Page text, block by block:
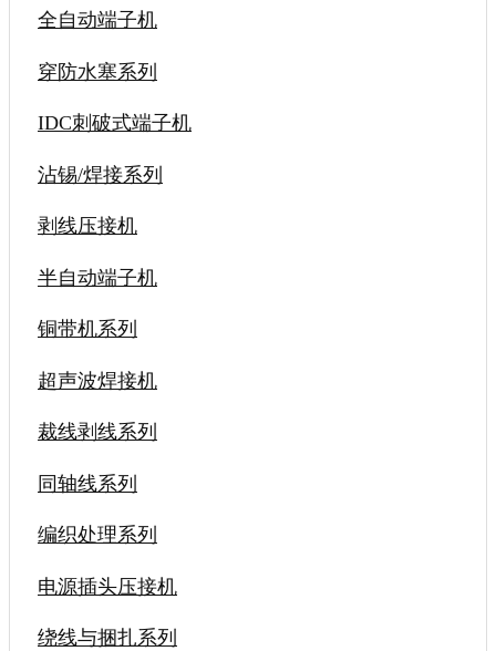
全自动端子机
穿防水塞系列
IDC刺破式端子机
沾锡/焊接系列
剥线压接机
半自动端子机
铜带机系列
超声波焊接机
裁线剥线系列
同轴线系列
编织处理系列
电源插头压接机
绕线与捆扎系列